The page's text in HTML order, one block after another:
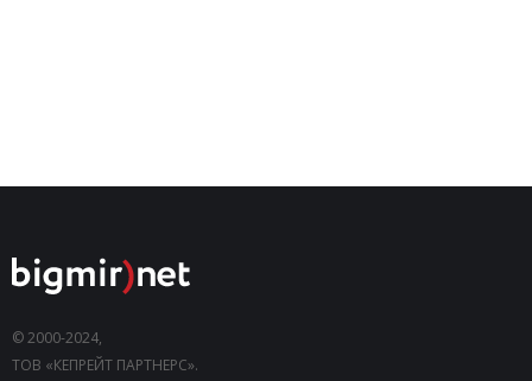
© 2000-2024,
ТОВ «КЕПРЕЙТ ПАРТНЕРС».